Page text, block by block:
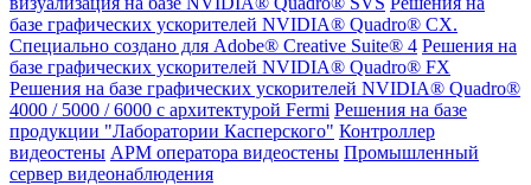
базе графических ускорителей NVIDIA® Quadro® CX.
Специально создано для Adobe® Creative Suite® 4 Решения на
базе графических ускорителей NVIDIA® Quadro® FX
Решения на базе графических ускорителей NVIDIA® Quadro®
4000 / 5000 / 6000 с архитектурой Fermi Решения на базе
продукции "Лаборатории Касперского" Контроллер
видеостены АРМ оператора видеостены Промышленный
сервер видеонаблюдения